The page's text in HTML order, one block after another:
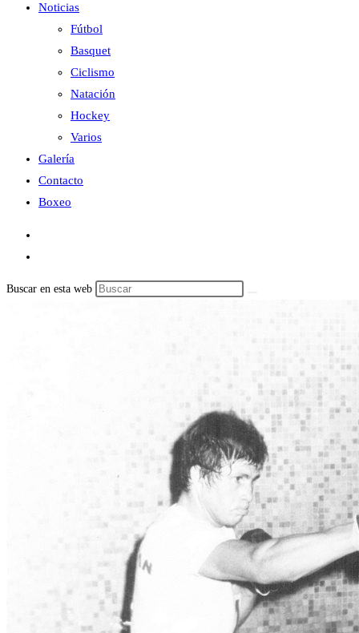
Noticias
Fútbol
Basquet
Ciclismo
Natación
Hockey
Varios
Galería
Contacto
Boxeo
Buscar en esta web